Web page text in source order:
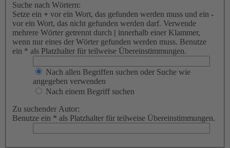
Suche nach Wörtern:
Setze ein + vor ein Wort, das gefunden werden muss und ein -
vor ein Wort, das nicht gefunden werden darf. Verwende
mehrere Wörter getrennt durch | innerhalb einer Klammer,
wenn nur eines der Wörter gefunden werden muss. Benutze
ein * als Platzhalter für teilweise Übereinstimmungen.
Nach allen Begriffen suchen oder Suche wie
angegeben verwenden
Nach einem Begriff suchen
Zu suchender Autor:
Benutze ein * als Platzhalter für teilweise Übereinstimmungen.